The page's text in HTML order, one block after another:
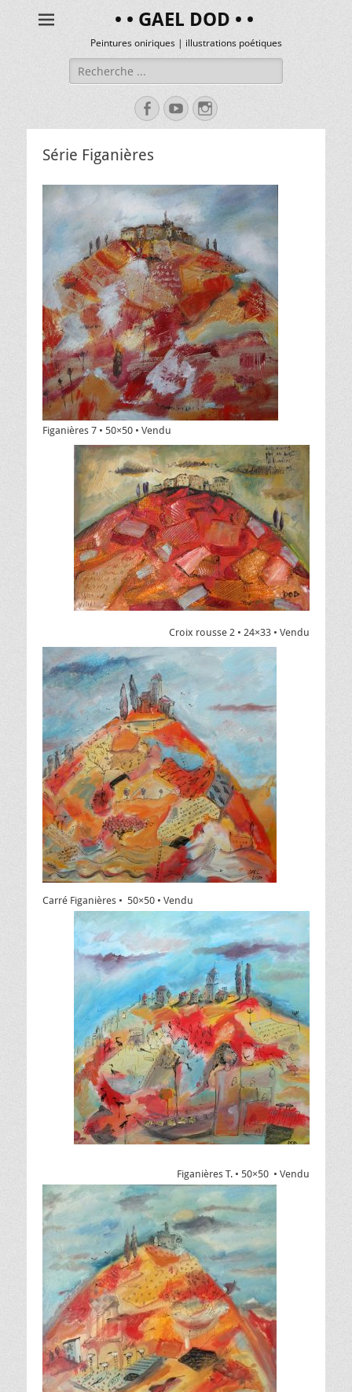
• • GAEL DOD • •
Peintures oniriques | illustrations poétiques
Série Figanières
Figanières 7 • 50×50 • Vendu
Croix rousse 2 • 24×33 • Vendu
Carré Figanières • 50×50 • Vendu
Figanières T. • 50×50 • Vendu